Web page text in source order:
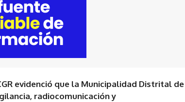
evidenció que la Municipalidad Distrital de
radiocomunicación y